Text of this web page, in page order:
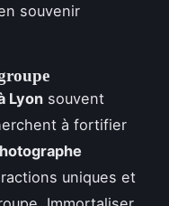
souvenir
Lyon souvent
à fortifier
uniques et